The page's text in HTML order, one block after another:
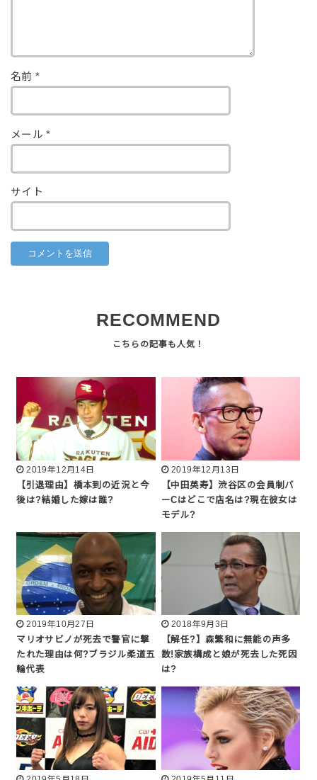
名前 *
メール*
サイト
RECOMMEND
2019年12月14日
【引退理由】橋本到の近況と今
後は?結婚した嫁は誰?
2019年12月13日
【中田英寿】渋谷区の会員制バ
ーCはどこで店名は?現在彼女は
モデル?
2019年10月27日
マリオサビノが死去で警官に撃
たれた理由は何?ブラジル柔道五
輪代表
2018年9月3日
【解任?】森繁和に無能の声多
数!家族構成と娘が死去した死因
は?